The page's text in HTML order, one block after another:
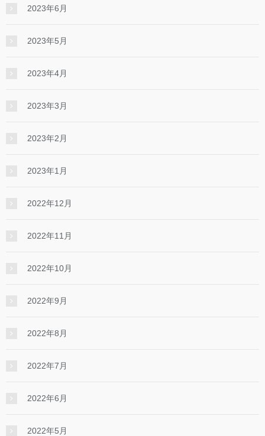
2023年6月
2023年5月
2023年4月
2023年3月
2023年2月
2023年1月
2022年12月
2022年11月
2022年10月
2022年9月
2022年8月
2022年7月
2022年6月
2022年5月